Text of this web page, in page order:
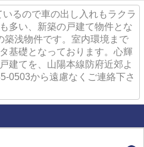
るので車の出し入れもラクラ
多い、新築の戸建て物件とな
築浅物件です。室内環境まで
基礎となっております。心輝
建てを、山陽本線防府近郊よ
0503から遠慮なくご連絡下さ